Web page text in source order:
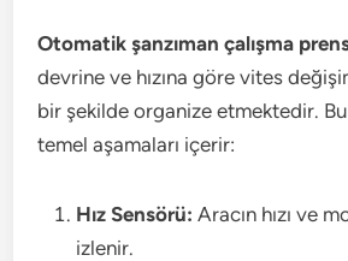
Otomatik şanzıman çalışma
devrine ve hızına göre vites
bir şekilde organize etmektedir.
temel aşamaları içerir:
Hız Sensörü: Aracın hızı ve
izlenir.